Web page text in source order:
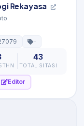
Rekayasa
-
43
TOTAL SITASI
Editor